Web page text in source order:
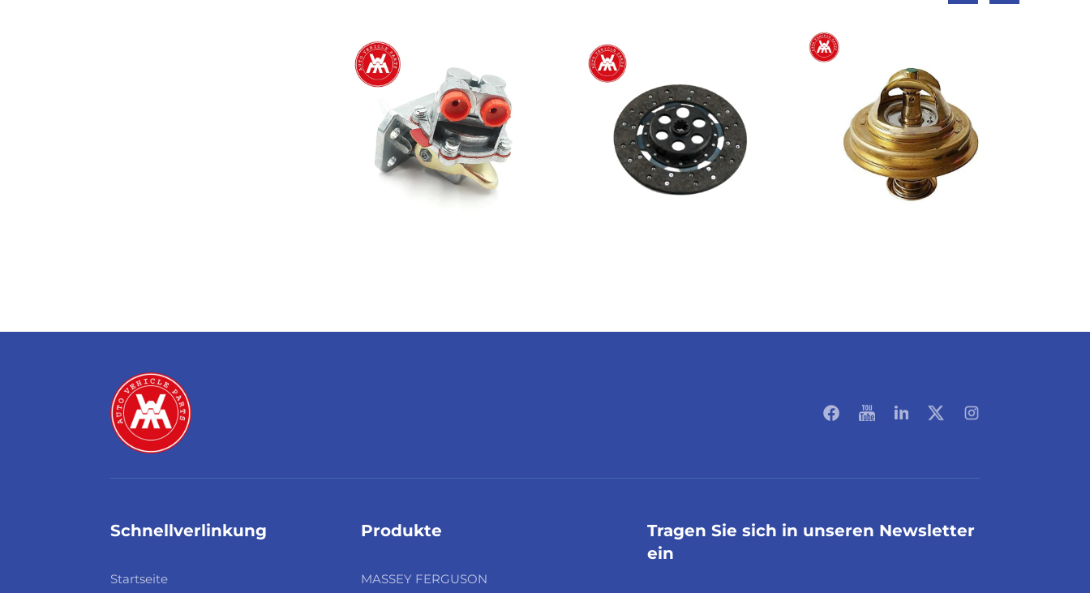
Schnellverlinkung
Startseite
Produkte
MASSEY FERGUSON
Tragen Sie sich in unseren Newsletter
ein